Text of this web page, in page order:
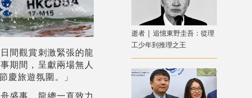
間觀賞刺激緊張的龍
期間，呈獻兩場無人
慶旅遊氛圍。」
盛事。龍總一直致力
逝者 | 追憶東野圭吾：從理
工少年到推理之王